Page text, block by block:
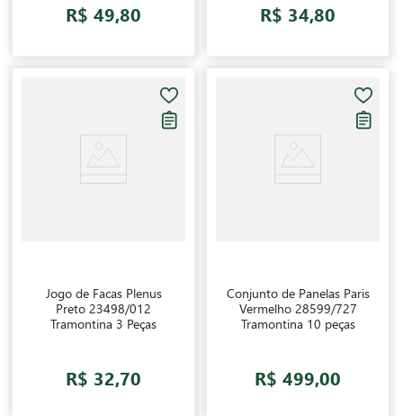
R$ 49,80 R$ 34,80
Jogo de Facas Plenus
Preto 23498/012
Tramontina 3 Peças
R$ 32,70
Conjunto de Panelas Paris
Vermelho 28599/727
Tramontina 10 peças
R$ 499,00